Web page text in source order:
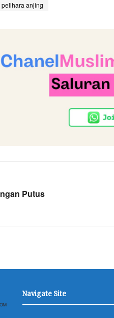
pelihara anjing
Putus
Navigate Site